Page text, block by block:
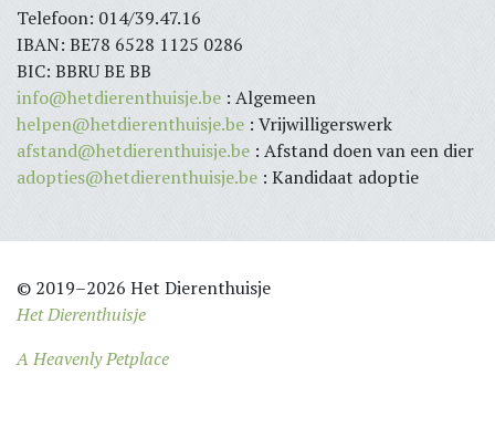
Telefoon: 014/39.47.16
IBAN: BE78 6528 1125 0286
BIC: BBRU BE BB
info@hetdierenthuisje.be : Algemeen
helpen@hetdierenthuisje.be : Vrijwilligerswerk
afstand@hetdierenthuisje.be : Afstand doen van een dier
adopties@hetdierenthuisje.be : Kandidaat adoptie
© 2019–2026 Het Dierenthuisje
Het Dierenthuisje
A Heavenly Petplace